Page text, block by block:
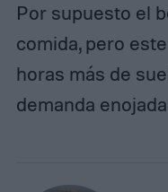
Por supuesto el
comida, pero
horas más de
demanda